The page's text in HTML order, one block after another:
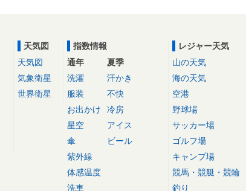
天気図
天気図
気象衛星
世界衛星
指数情報
通年
洗濯
服装
お出かけ
星空
傘
紫外線
体感温度
洗車
夏季
汗かき
不快
冷房
アイス
ビール
レジャー天気
山の天気
海の天気
空港
野球場
サッカー場
ゴルフ場
キャンプ場
競馬・競艇・競輪
釣り